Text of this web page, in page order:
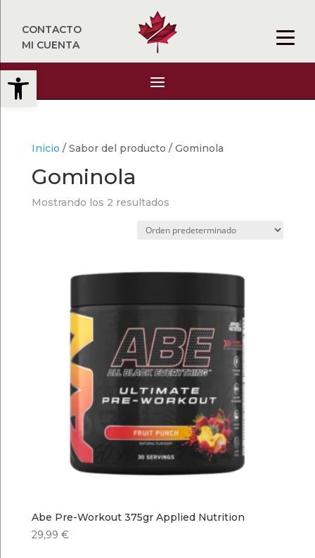
Abrir barra de herramientas
CONTACTO
MI CUENTA
Inicio / Sabor del producto / Gominola
Gominola
Mostrando los 2 resultados
Abe Pre-Workout 375gr Applied Nutrition
29,99 €